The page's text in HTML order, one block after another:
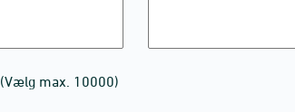
(Vælg max. 10000)